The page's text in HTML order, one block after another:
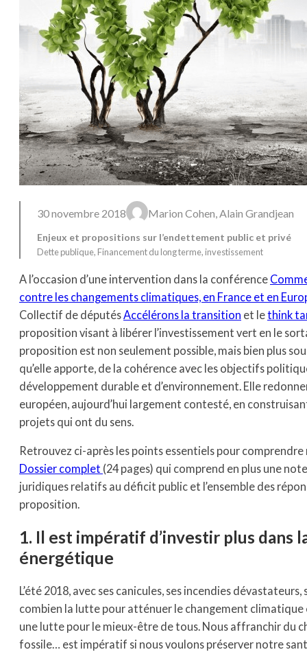
30 novembre 2018 Marion Cohen, Alain Grandjean
Enjeux et propositions sur l’endettement public et privé
Dette publique, Financement du long terme, investissement
A l’occasion d’une intervention dans la conférence
contre les changements climatiques, en France et en
Collectif de députés Accélérons la transition et lethink
proposition visant à libérer l’investissement vert en le
proposition est non seulement possible, mais bien plus
qu’elle apporte, de la cohérence avec les objectifs
développement durable et d’environnement. Elle
européen, aujourd’hui largement contesté, en
projets qui ont du sens.
Retrouvez ci-après les points essentiels pour
Dossier complet (24 pages) qui comprend en plus une
juridiques relatifs au déficit public et l’ensemble des
proposition.
1. Il est impératif d’investir plus dans
énergétique
L’été 2018, avec ses canicules, ses incendies
combien la lutte pour atténuer le changement climatique
une lutte pour le mieux-être de tous. Nous affranchir du
fossile… est impératif si nous voulons préserver notre